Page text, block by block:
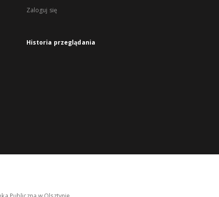
Zaloguj się
Historia przeglądania